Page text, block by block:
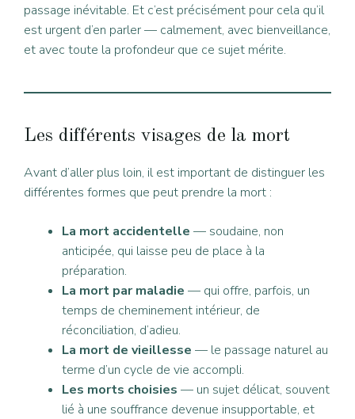
passage inévitable. Et c’est précisément pour cela qu’il
est urgent d’en parler — calmement, avec bienveillance,
et avec toute la profondeur que ce sujet mérite.
Les différents visages de la mort
Avant d’aller plus loin, il est important de distinguer les
différentes formes que peut prendre la mort :
La mort accidentelle — soudaine, non
anticipée, qui laisse peu de place à la
préparation.
La mort par maladie — qui offre, parfois, un
temps de cheminement intérieur, de
réconciliation, d’adieu.
La mort de vieillesse — le passage naturel au
terme d’un cycle de vie accompli.
Les morts choisies — un sujet délicat, souvent
lié à une souffrance devenue insupportable, et